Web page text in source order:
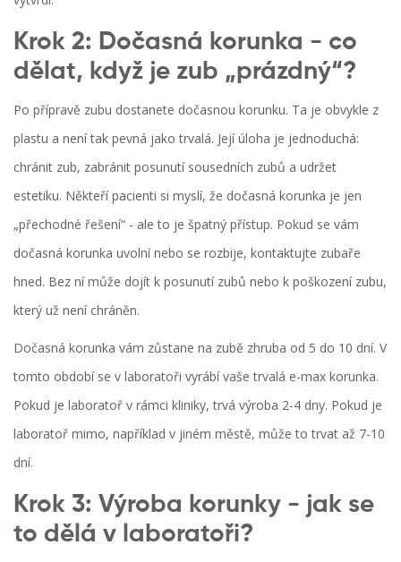
Krok 2: Dočasná korunka - co
dělat, když je zub „prázdný“?
Po přípravě zubu dostanete dočasnou korunku. Ta je obvykle z
plastu a není tak pevná jako trvalá. Její úloha je jednoduchá:
chránit zub, zabránit posunutí sousedních zubů a udržet
estetiku. Někteří pacienti si myslí, že dočasná korunka je jen
„přechodné řešení“ - ale to je špatný přístup. Pokud se vám
dočasná korunka uvolní nebo se rozbije, kontaktujte zubaře
hned. Bez ní může dojít k posunutí zubů nebo k poškození zubu,
který už není chráněn.
Dočasná korunka vám zůstane na zubě zhruba od 5 do 10 dní. V
tomto období se v laboratoři vyrábí vaše trvalá e-max korunka.
Pokud je laboratoř v rámci kliniky, trvá výroba 2-4 dny. Pokud je
laboratoř mimo, například v jiném městě, může to trvat až 7-10
dní.
Krok 3: Výroba korunky - jak se
to dělá v laboratoři?